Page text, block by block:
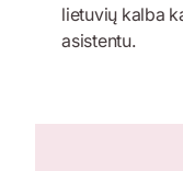
lietuvių kalba
asistentu.